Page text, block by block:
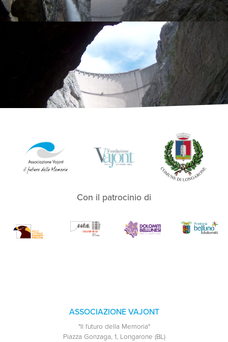
Con il patrocinio di
ASSOCIAZIONE VAJONT
"Il futuro della Memoria"
Piazza Gonzaga, 1, Longarone (BL)